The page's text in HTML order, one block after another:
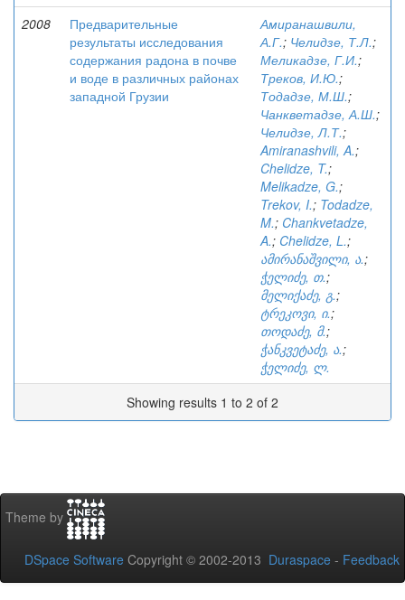
2008
Предварительные
результаты исследования
содержания радона в почве
и воде в различных районах
западной Грузии
Амиранашвили,
А.Г.; Челидзе, Т.Л.;
Меликадзе, Г.И.;
Треков, И.Ю.;
Тодадзе, М.Ш.;
Чанкветадзе, А.Ш.;
Челидзе, Л.Т.;
Amiranashvili, A.;
Chelidze, T.;
Melikadze, G.;
Trekov, I.; Todadze,
M.; Chankvetadze,
A.; Chelidze, L.;
ამირანაშვილი, ა.;
ჭელიძე, თ.;
მელიქაძე, გ.;
ტრეკოვი, ი.;
თოდაძე, მ.;
ჭანკვეტაძე, ა.;
ჭელიძე, ლ.
Showing results 1 to 2 of 2
Theme by
DSpace Software Copyright © 2002-2013 Duraspace - Feedback